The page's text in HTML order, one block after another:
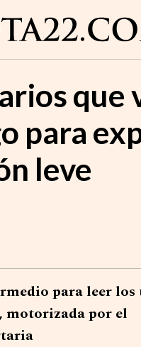
para
leve
para leer los
motorizada por el